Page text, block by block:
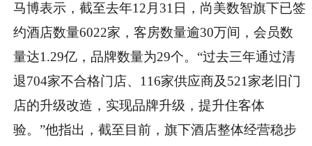
马博表示，截至去年12月31日，尚美数智旗下已签
约酒店数量6022家，客房数量逾30万间，会员数
量达1.29亿，品牌数量为29个。“过去三年通过清
退704家不合格门店、116家供应商及521家老旧门
店的升级改造，实现品牌升级，提升住客体
验。”他指出，截至目前，旗下酒店整体经营稳步